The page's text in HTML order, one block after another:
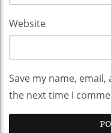
Website
Save my name,
the next time I